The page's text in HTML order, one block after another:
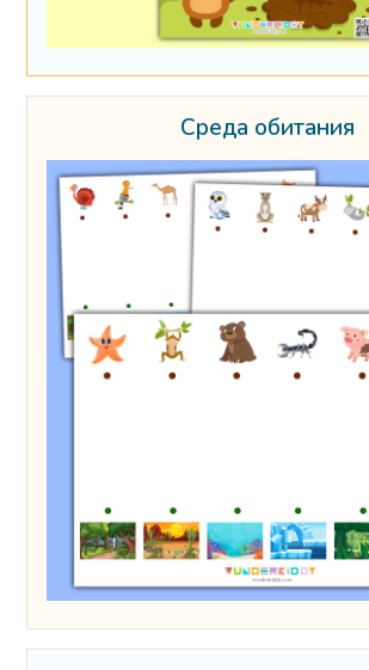
Среда обитания